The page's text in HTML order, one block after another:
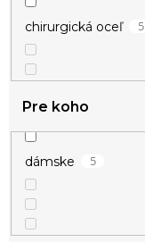
chirurgická oceľ 5
Pre koho
dámske 5